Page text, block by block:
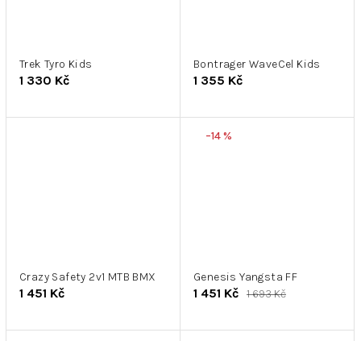
Trek Tyro Kids
1 330 Kč
Bontrager WaveCel Kids
1 355 Kč
Crazy Safety 2v1 MTB BMX
1 451 Kč
–14 %
Genesis Yangsta FF
1 451 Kč 1 693 Kč